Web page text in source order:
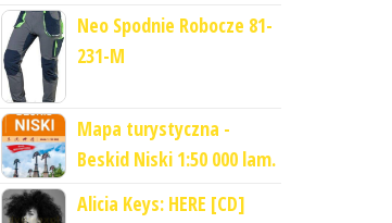
Neo Spodnie Robocze 81-
231-M
Mapa turystyczna -
Beskid Niski 1:50 000 lam.
Alicia Keys: HERE [CD]